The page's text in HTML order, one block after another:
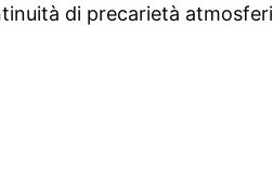
di precarietà